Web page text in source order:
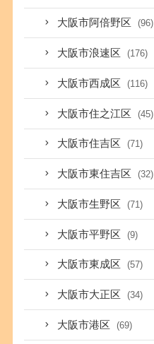
大阪市阿倍野区 (96)
大阪市浪速区 (176)
大阪市西成区 (116)
大阪市住之江区 (45)
大阪市住吉区 (71)
大阪市東住吉区 (32)
大阪市生野区 (71)
大阪市平野区 (9)
大阪市東成区 (57)
大阪市大正区 (34)
大阪市港区 (69)